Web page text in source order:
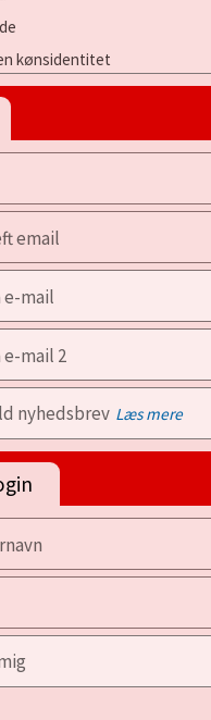
kønsidentitet
email
e-mail
e-mail 2
nyhedsbrev Læs mere